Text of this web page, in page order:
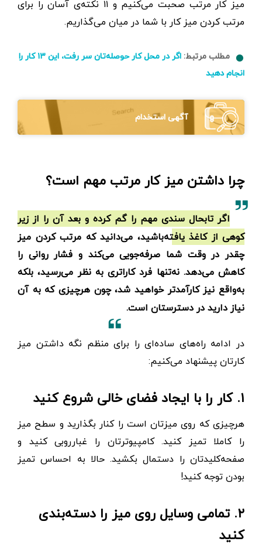
میز کار مرتب صحبت می‌کنیم و ۱۱ نکته‌ی آسان را برای
مرتب کردن میز کار با شما در میان می‌گذاریم.
مطلب مرتبط:
اگر در محل کار حوصله‌تان سر رفت، این ۱۳ کار را
انجام دهید
آگهی استخدام
چرا داشتن میز کار مرتب مهم است؟
اگر تابحال سندی مهم را گم کرده‌ و بعد آن را از زیر
کوهی از کاغذ یافته‌باشید، می‌دانید که مرتب کردن میز
چقدر در وقت شما صرفه‌جویی می‌کند و فشار روانی را
کاهش می‌دهد. نه‌تنها فرد کاراتری به نظر می‌رسید، بلکه
به‌واقع نیز کارآمدتر خواهید شد، چون هرچیزی که به آن
نیاز دارید در دسترستان است.
در ادامه راه‌های ساده‌ای را برای منظم نگه‌ داشتن میز
کارتان پیشنهاد می‌کنیم:
۱. کار را با ایجاد فضای خالی شروع کنید
هرچیزی که روی میزتان است را کنار بگذارید و سطح میز
را کاملا تمیز کنید. کامپیوترتان را غبارروبی کنید و
صفحه‌‌کلیدتان را دستمال بکشید. حالا به احساس تمیز
بودن توجه کنید!
۲. تمامی وسایل روی میز را دسته‌بندی
کنید